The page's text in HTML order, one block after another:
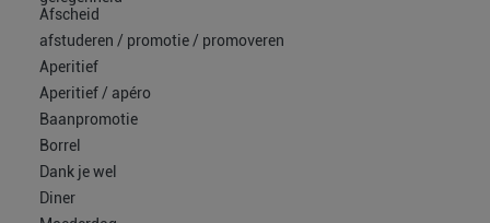
Afscheid
afstuderen / promotie / promoveren
Aperitief
Aperitief / apéro
Baanpromotie
Borrel
Dank je wel
Diner